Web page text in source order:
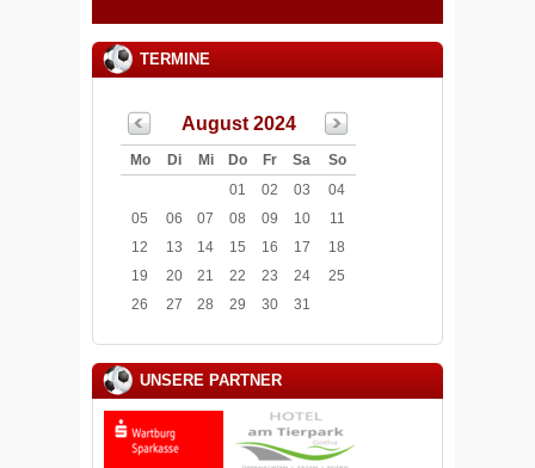
TERMINE
August 2024
Mo Di Mi Do Fr Sa
So
01
02 03
04
05
06 07 08 09 10
11
12
13 14 15 16 17
18
19
20 21 22 23 24
25
26
27 28 29 30 31
UNSERE PARTNER